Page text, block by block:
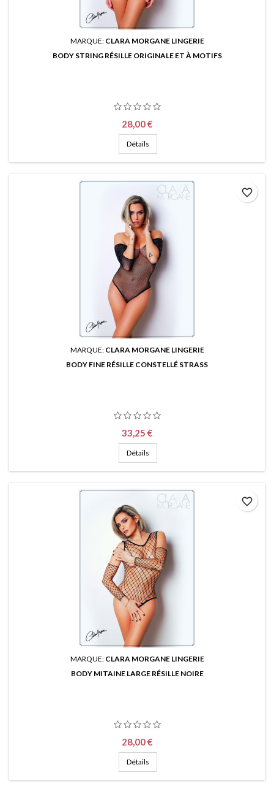
MARQUE: CLARA MORGANE LINGERIE
BODY STRING RÉSILLE ORIGINALE ET À MOTIFS
Prix
28,00 €
Détails
MARQUE: CLARA MORGANE LINGERIE
BODY FINE RÉSILLE CONSTELLÉ STRASS
Prix
33,25 €
Détails
favorite_border
MARQUE: CLARA MORGANE LINGERIE
BODY MITAINE LARGE RÉSILLE NOIRE
Prix
28,00 €
Détails
favorite_border